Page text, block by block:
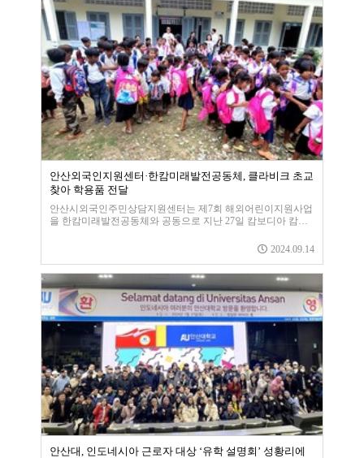
는 상황이 좋은 편에 속한다. 부모를 도와 일을 하는 어린이들
도 다반사다. 그뿐만 아니라 식량이 없어 하루 한 끼밖에 먹을
수 없다는 이야기를 듣고 센터는 웰리마더 산지족 마을의 어린
안산외국인지원센터·한캄미래발전공동체, 클라비크 초교
찾아 학용품 전달
안산시외국인주민상담지원센터는 제7회 해외어린이지원사업
을 한캄미래발전공동체와 공동으로 지난 27일 캄보디아 캄퐁
캄보디아는 비가 많이 내리는 우기로 도심에서 학교로 들어가
이 되기도 했다.이런 역경 속에서 비포장도로를 3시간 달려 클
라비크 초등학교 도착했다.클라비크 초등학교는 전교생이 100
여 명으로 교실 수는 3개밖에 되지 않았다.한 반에 다른 학년
학생들이 함께
2024.09.14
안산대, 인도네시아 근로자 대상 ‘유학 설명회’ 성황리에